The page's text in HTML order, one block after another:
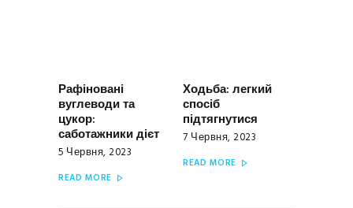
Previous
post:
Рафіновані
вуглеводи та
цукор:
саботажники дієт
5 Червня, 2023
READ MORE
Next
post:
Ходьба: легкий
спосіб
підтягнутися
7 Червня, 2023
READ MORE